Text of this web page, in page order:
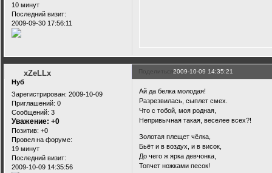
10 минут
Последний визит:
2009-09-30 17:56:11
Поделиться2009-10-09 14:35:21
xZeLLx
Нуб
Зарегистрирован: 2009-10-09
Приглашений: 0
Сообщений: 3
Уважение: +0
Позитив: +0
Провел на форуме:
19 минут
Последний визит:
2009-10-09 14:35:56
Ай да белка молодая!
Разрезвилась, сыплет смех.
Что с тобой, моя родная,
Непривычная такая, веселее всех?!
Золотая плещет чёлка,
Бьёт и в воздух, и в висок,
До чего ж ярка девчонка,
Топчет ножками песок!